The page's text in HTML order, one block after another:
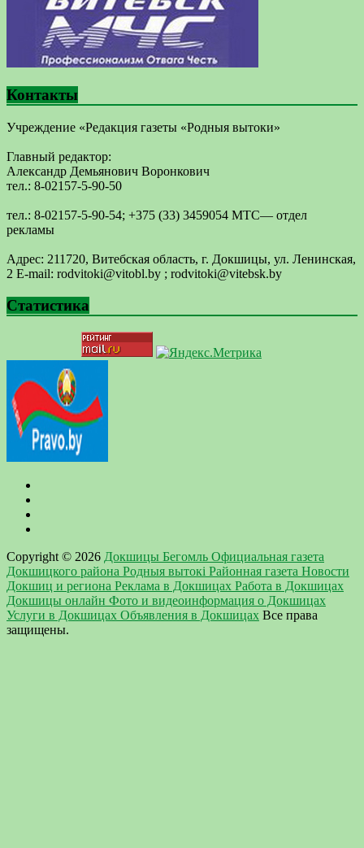
Контакты
Учреждение «Редакция газеты «Родныя вытоки»
Главный редактор:
Александр Демьянович Воронкович
тел.: 8-02157-5-90-50
тел.: 8-02157-5-90-54; +375 (33) 3459054 МТС— отдел
рекламы
Адрес: 211720, Витебская область, г. Докшицы, ул. Ленинская,
2 E-mail: ​rodvitoki@​​vitobl​.by ; rodvitoki@vitebsk.by
Статистика
Copyright © 2026 Докшицы Бегомль Официальная газета
Докшицкого района Родныя вытокi Районная газета Новости
Докшиц и региона Реклама в Докшицах Работа в Докшицах
Докшицы онлайн Фото и видеоинформация о Докшицах
Услуги в Докшицах Объявления в Докшицах Все права
защищены.